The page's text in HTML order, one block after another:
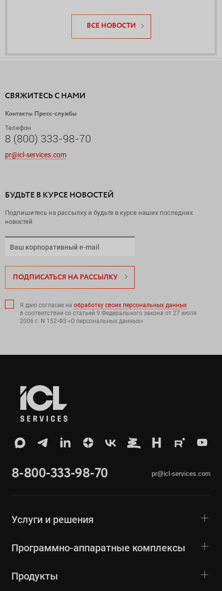
ВСЕ НОВОСТИ
СВЯЖИТЕСЬ С НАМИ
Контакты Пресс-службы
Телефон
8 (800) 333-98-70
pr@icl-services.com
БУДЬТЕ В КУРСЕ НОВОСТЕЙ
Подпишитесь на рассылку и будьте в курсе наших последних
новостей
ПОДПИСАТЬСЯ НА РАССЫЛКУ
Я даю согласие на обработку своих персональных данных
в соответствии со статьей 9 Федерального закона от 27 июля
2006 г. N 152-ФЗ «О персональных данных»
8-800-333-98-70 pr@icl-services.com
Услуги и решения
Программно-аппаратные комплексы
Продукты